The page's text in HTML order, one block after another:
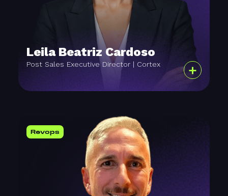
Leila Beatriz Cardoso
Post Sales Executive Director | Cortex +
Revops